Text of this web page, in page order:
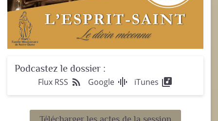
Podcastez le dossier :
Flux RSS rss_feed Google graphic_eq iTunes library_music
Télécharger les actes de la session